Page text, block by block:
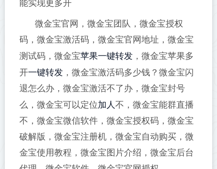
能实现更多开
微金宝官网，微金宝团队，微金宝授权
码，微金宝激活码，微金宝官网地址，微金宝
测试码，微金宝苹果一键转发 ，微金宝苹果多
开一键转发 ，微金宝激活码多少钱？微金宝闪
退怎么办，微金宝激活不了办，微金宝封号
么，微金宝可以定位加人不，微金宝能群直播
不，微金宝微信软件，微金宝授权码，微金宝
破解版，微金宝注册机，微金宝自动购买，微
金宝使用教程，微金宝图片介绍，微金宝后台